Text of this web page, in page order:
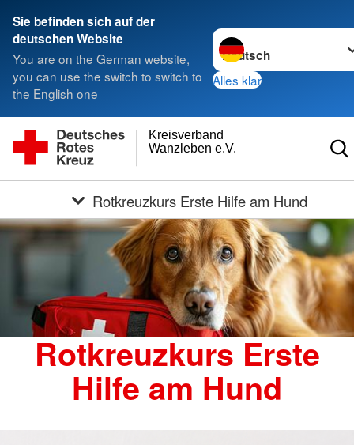
Sie befinden sich auf der
deutschen Website
You are on the German website,
you can use the switch to switch to
the English one
Sprache wechseln zu
Alles klar
Wanzleben e.V.
Kreisverband
Rotkreuzkurs Erste Hilfe am Hund
Rotkreuzkurs Erste
Hilfe am Hund